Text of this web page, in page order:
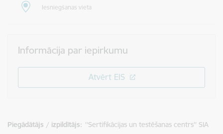
Iesniegšanas vieta
Informācija par iepirkumu
Atvērt EIS
Piegādātājs / izpildītājs: ''Sertifikācijas un testēšanas centrs'' SIA